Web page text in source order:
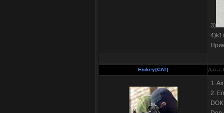
3)
Enikey{CAT} Дата:
1.
2.
DOK